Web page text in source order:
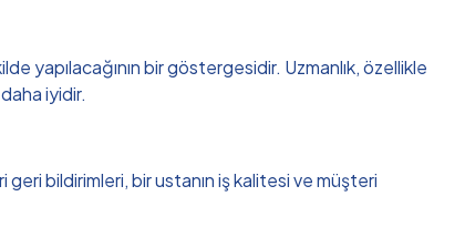
yapılacağının bir göstergesidir. Uzmanlık, özellikle
iyidir.
bildirimleri, bir ustanın iş kalitesi ve müşteri